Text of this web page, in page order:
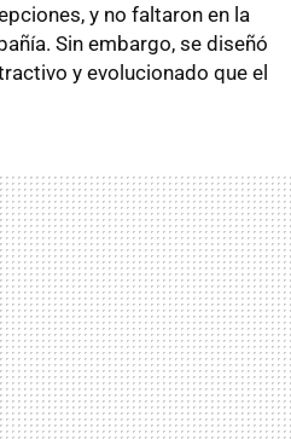
y no faltaron en la
Sin embargo, se diseñó
y evolucionado que el